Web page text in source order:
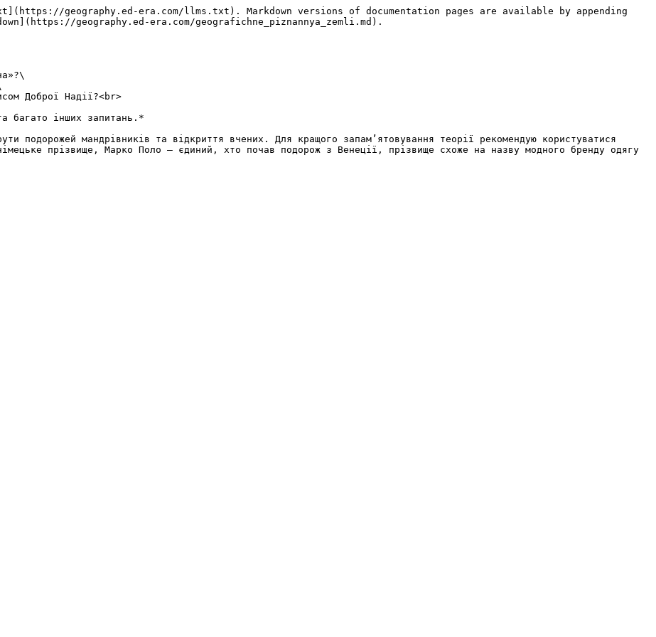
geography.ed-era.com/llms.txt). Markdown versions of documentation pages are available by appending
geography.ed-era.com/geografichne_piznannya_zemli.md).
Доброї Надії?<br>
багато інших запитань.*
подорожей мандрівників та відкриття вчених. Для кращого запам’ятовування теорії рекомендую користуватися
прізвище, Марко Поло — єдиний, хто почав подорож з Венеції, прізвище схоже на назву модного бренду одягу